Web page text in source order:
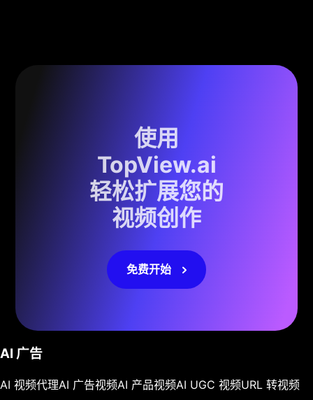
使用
TopView.ai
轻松扩展您的
视频创作
免费开始
AI 广告
AI 视频代理AI 广告视频AI 产品视频AI UGC 视频URL 转视频